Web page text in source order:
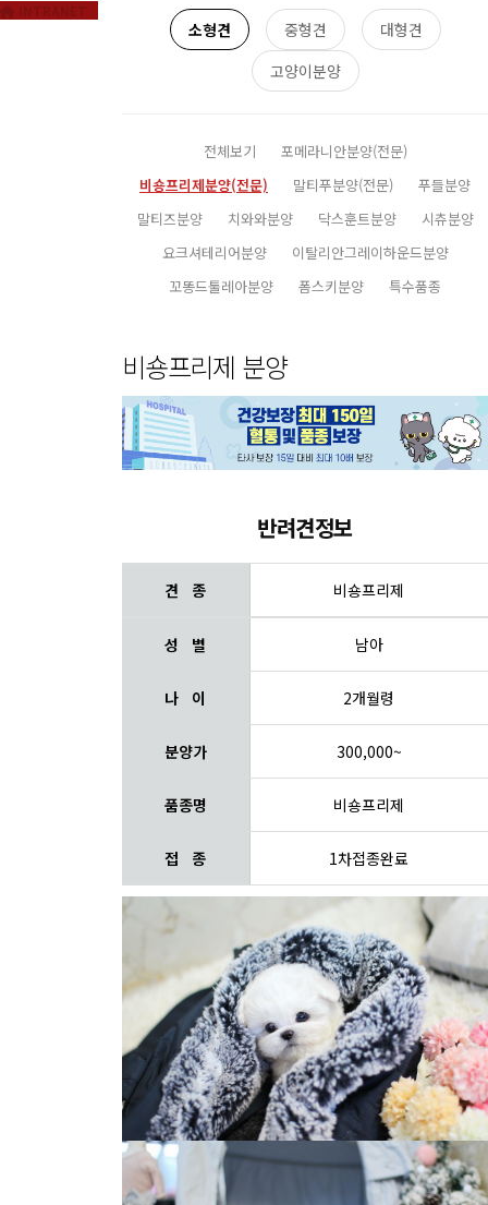
소형견 중형견
대형견
고양이분양
전체보기
포메라니안분양(전문)
비숑프리제분양(전문)
말티푸분양(전문)
푸들분양
말티즈분양
치와와분양 닥스훈트분양
시츄분양
요크셔테리어분양
이탈리안그레이하운드분양
꼬똥드툴레아분양
폼스키분양 특수품종
비숑프리제 분양
반려견정보
견 종 비숑프리제
성 별 남아
나 이 2개월령
분양가 300,000~
품종명 비숑프리제
접 종 1차접종완료
INTRANET